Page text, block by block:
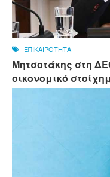
ΕΠΙΚΑΙΡΟΤΗΤΑ
Μητσοτάκης στη
οικονομικό